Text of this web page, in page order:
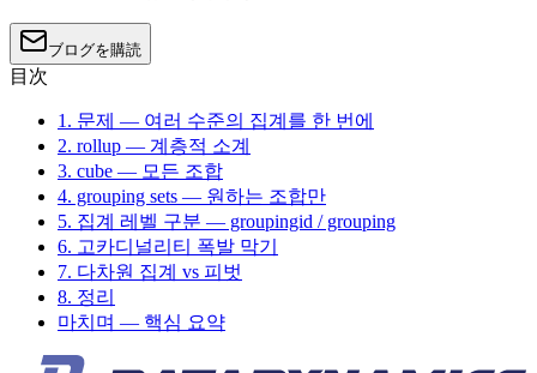
ブログを購読
目次
1. 문제 — 여러 수준의 집계를 한 번에
2. rollup — 계층적 소계
3. cube — 모든 조합
4. grouping sets — 원하는 조합만
5. 집계 레벨 구분 — groupingid / grouping
6. 고카디널리티 폭발 막기
7. 다차원 집계 vs 피벗
8. 정리
마치며 — 핵심 요약